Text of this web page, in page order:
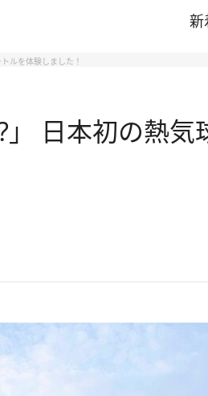
新
ルを体験しました！
」 日本初の熱